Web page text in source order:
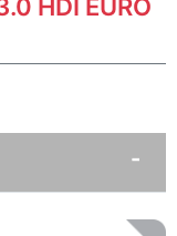
HDI EURO